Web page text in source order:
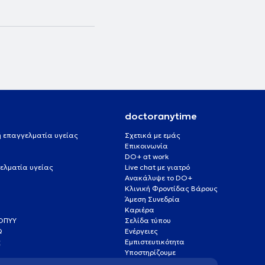
επαγγελματία υγείας
υγείας
doctoranytime
Σχετικά με εμάς
Επικοινωνία
DO+ at work
Live chat με γιατρό
Ανακάλυψε το DO+
Κλινική Φροντίδας Βάρους
Άμεση Συνεδρία
Καριέρα
Σελίδα τύπου
Ενέργειες
Εμπιστευτικότητα
Υποστηρίζουμε